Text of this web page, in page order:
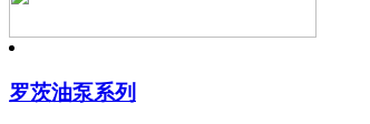
罗茨油泵系列